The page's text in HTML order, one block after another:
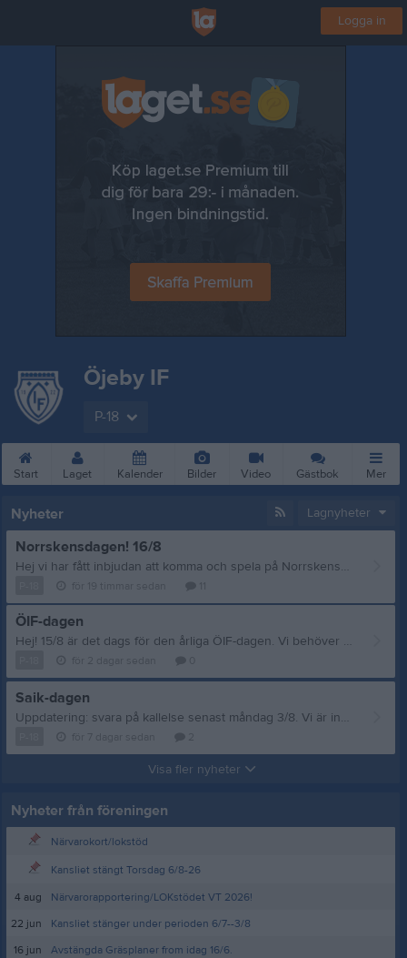
Logga in
Öjeby IF
P-18
Start Laget Kalender Bilder Video Gästbok Mer
Nyheter Lagnyheter
Norrskensdagen! 16/8
Hej vi har fått inbjudan att komma och spela på Norrskensdagen som är den 16/8 på förmiddagen! Så vi skulle behöva veta hur många som kan komma och spela den dagen så fort som möjligt ! Skriv en kommentar här nere om ni kan komma
ÖIF-dagen
Hej! 15/8 är det dags för den årliga ÖIF-dagen. Vi behöver hjälpa till med 2 personer i kiosk och hamburgeri, 8.30-10.00. Gäller även uppställning av kiosk/hamburgeri. Alla som inte har en arbetsuppgift eller bakuppgift lämnar 3 lotterivinster ca 40kr/styck. Skriv nere i kommentaren om ni kan hjälpa till i kiosken. Om ingen skriver innan Fredag så kommer vi att lotta. Detta ovan gäller enbart ÖIF-föräldrarna Hela laget ÖIF/IBFF kommer att spela match, vi kommer ställa upp med två lag, en match per lag. Är utskickat en kallelse till detta, svar gärna på den så vi kan göra lagindelningen och ge ut matchtid. Ha en fin dag !
Saik-dagen
Uppdatering: svara på kallelse senast måndag 3/8. Vi är inbjudna att spela 2 matcher på Saik-dagen den 8 Augusti. Matcherna spelas prel kl 10 och 11.15.
Visa fler nyheter
Nyheter från föreningen
Närvarokort/lokstöd
Kansliet stängt Torsdag 6/8-26
4 aug
Närvarorapportering/LOKstödet VT 2026!
22 jun
Kansliet stänger under perioden 6/7--3/8
16 jun
Avstängda Gräsplaner from idag 16/6.